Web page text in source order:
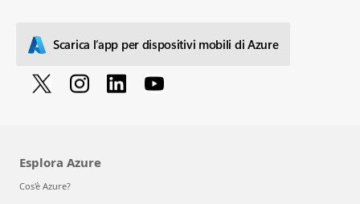
Scarica l’app per dispositivi mobili di Azure
Esplora Azure
Cos'è Azure?